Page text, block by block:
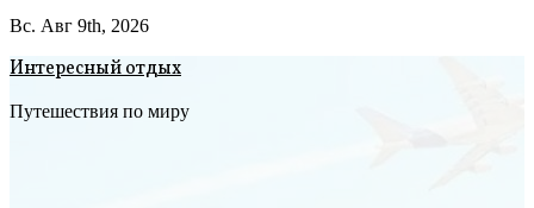
Вс. Авг 9th, 2026
Интересный отдых
Путешествия по миру